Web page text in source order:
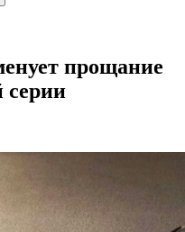
прощание
серии